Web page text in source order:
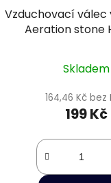
Vzduchovací válec
Aeration stone
Skladem
164,46 Kč bez
199 Kč